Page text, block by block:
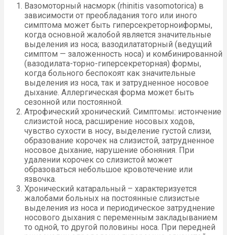
Вазомоторный насморк (rhinitis vasomotorica) в
зависимости от преобладания того или иного
симптома может быть гиперсекреторноиформы,
когда основной жалобой является значительные
выделения из носа; вазодилататорный (ведущий
симптом — заложенность носа) и комбинированной
(вазодилата-торно-гиперсекреторная) формы,
когда больного беспокоят как значительные
выделения из носа, так и затрудненное носовое
дыхание. Аллергическая форма может быть
сезонной или постоянной.
Атрофический хронический. Симптомы: истончение
слизистой носа, расширение носовых ходов,
чувство сухости в носу, выделение густой слизи,
образование корочек на слизистой, затрудненное
носовое дыхание, нарушение обоняния. При
удалении корочек со слизистой может
образоваться небольшое кровотечение или
язвочка.
Хронический катаральный – характеризуется
жалобами больных на постоянные слизистые
выделения из носа и периодическое затруднение
носового дыхания с переменным закладыванием
то одной, то другой половины носа. При передней